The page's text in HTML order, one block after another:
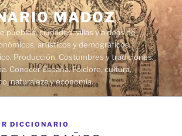
MADOZ
pueblos, ciudades, villas y aldeas de
artísticos y demográficos.
Producción. Costumbres y tradiciones.
Conocer España. Folclore, cultura,
naturaleza y economía.
DICCIONARIO